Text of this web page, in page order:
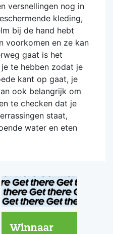
versnellingen nog in
kleding,
bij de hand hebt
voorkomen en ze kan
gaat is het
te hebben zodat je
kant op gaat, je
ook belangrijk om
te checken dat je
staat,
water en eten